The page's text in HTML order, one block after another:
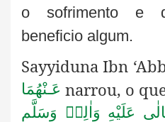
o sofrimento e
beneficio algum.
Sayyiduna Ibn
عَـنْهُمَا narrou, o
عَلَيْهِ وَاٰلِهٖ وَسَلَّم